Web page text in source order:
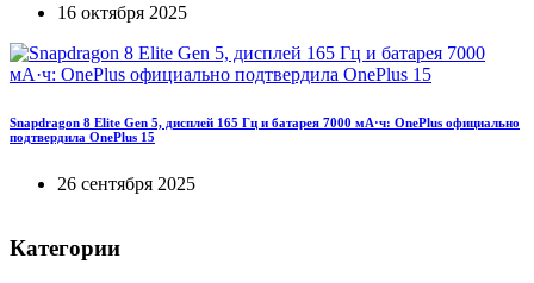
16 октября 2025
Snapdragon 8 Elite Gen 5, дисплей 165 Гц и батарея 7000 мА·ч: OnePlus официально
подтвердила OnePlus 15
26 сентября 2025
Категории